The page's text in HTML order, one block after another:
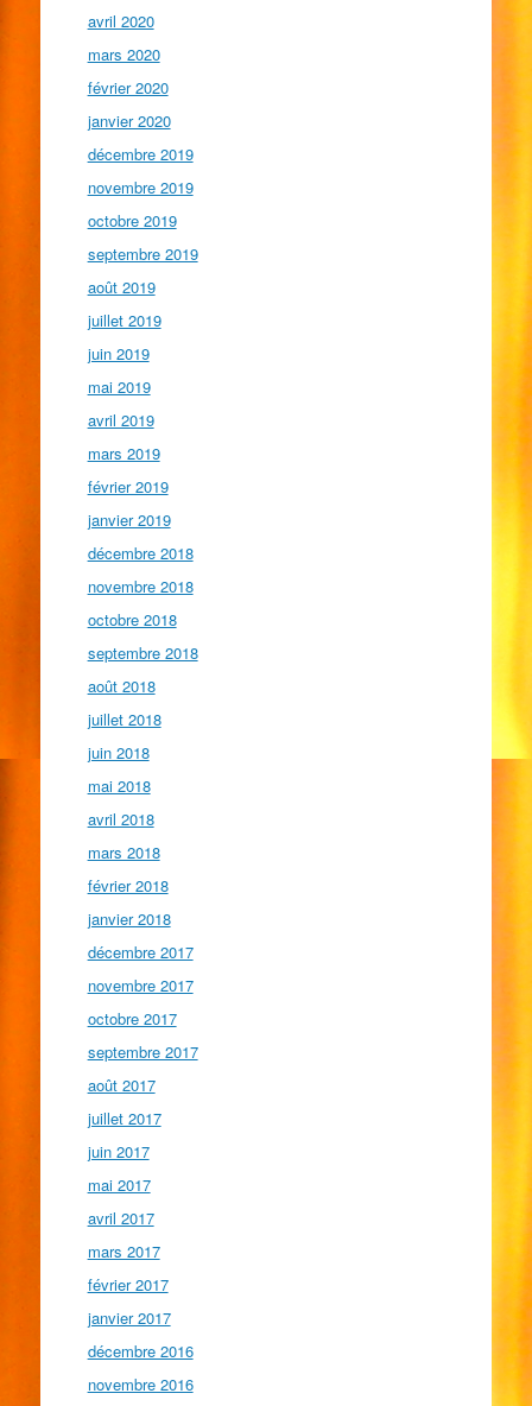
avril 2020
mars 2020
février 2020
janvier 2020
décembre 2019
novembre 2019
octobre 2019
septembre 2019
août 2019
juillet 2019
juin 2019
mai 2019
avril 2019
mars 2019
février 2019
janvier 2019
décembre 2018
novembre 2018
octobre 2018
septembre 2018
août 2018
juillet 2018
juin 2018
mai 2018
avril 2018
mars 2018
février 2018
janvier 2018
décembre 2017
novembre 2017
octobre 2017
septembre 2017
août 2017
juillet 2017
juin 2017
mai 2017
avril 2017
mars 2017
février 2017
janvier 2017
décembre 2016
novembre 2016